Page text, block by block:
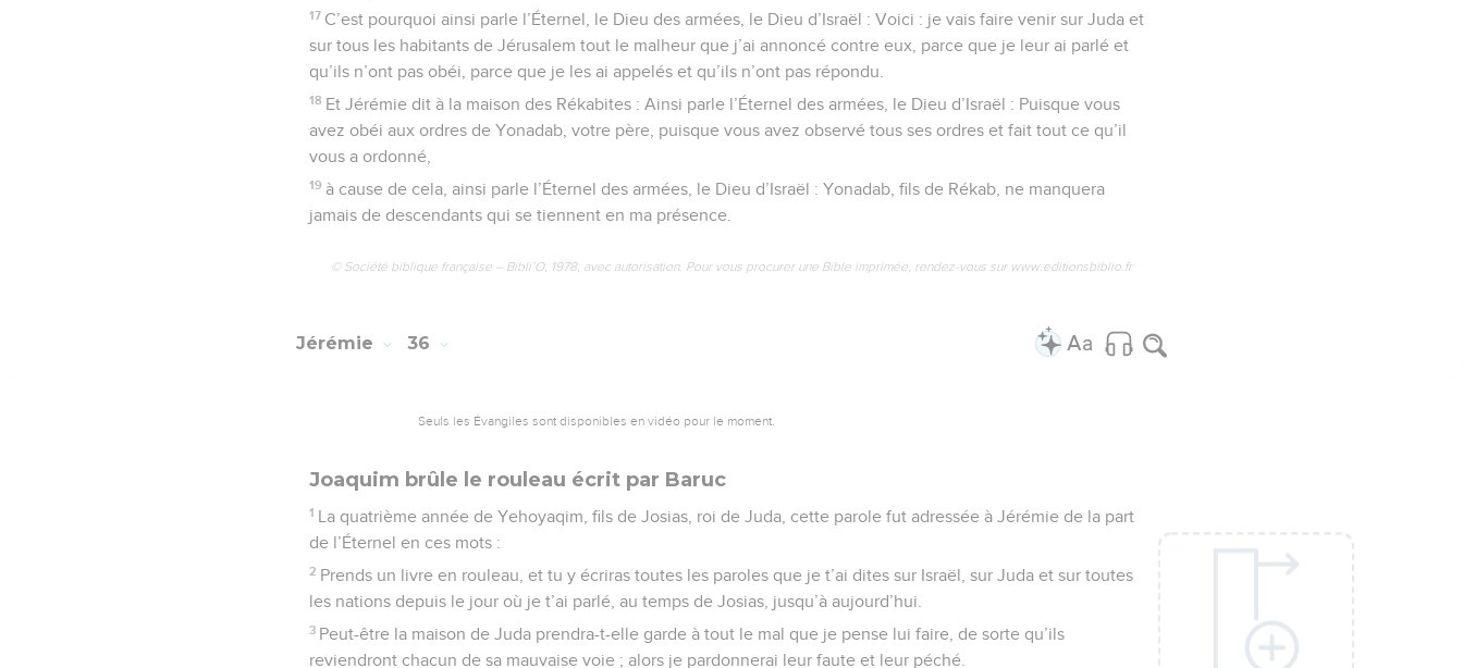
17 C’est pourquoi ainsi parle l’Éternel, le Dieu des armées, le Dieu d’Israël : Voici : je vais faire venir sur Juda et
sur tous les habitants de Jérusalem tout le malheur que j’ai annoncé contre eux, parce que je leur ai parlé et
qu’ils n’ont pas obéi, parce que je les ai appelés et qu’ils n’ont pas répondu.
18 Et Jérémie dit à la maison des Rékabites : Ainsi parle l’Éternel des armées, le Dieu d’Israël : Puisque vous
avez obéi aux ordres de Yonadab, votre père, puisque vous avez observé tous ses ordres et fait tout ce qu’il
vous a ordonné,
19 à cause de cela, ainsi parle l’Éternel des armées, le Dieu d’Israël : Yonadab, fils de Rékab, ne manquera
jamais de descendants qui se tiennent en ma présence.
© Société biblique française – Bibli’O, 1978, avec autorisation. Pour vous procurer une Bible imprimée, rendez-vous sur www.editionsbiblio.fr
Jérémie 36
Seuls les Évangiles sont disponibles en vidéo pour le moment.
Joaquim brûle le rouleau écrit par Baruc
1 La quatrième année de Yehoyaqim, fils de Josias, roi de Juda, cette parole fut adressée à Jérémie de la part
de l’Éternel en ces mots :
2 Prends un livre en rouleau, et tu y écriras toutes les paroles que je t’ai dites sur Israël, sur Juda et sur toutes
les nations depuis le jour où je t’ai parlé, au temps de Josias, jusqu’à aujourd’hui.
3 Peut-être la maison de Juda prendra-t-elle garde à tout le mal que je pense lui faire, de sorte qu’ils
reviendront chacun de sa mauvaise voie ; alors je pardonnerai leur faute et leur péché.